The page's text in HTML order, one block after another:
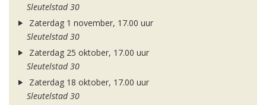
Sleutelstad 30
Zaterdag 1 november, 17.00 uur
Sleutelstad 30
Zaterdag 25 oktober, 17.00 uur
Sleutelstad 30
Zaterdag 18 oktober, 17.00 uur
Sleutelstad 30